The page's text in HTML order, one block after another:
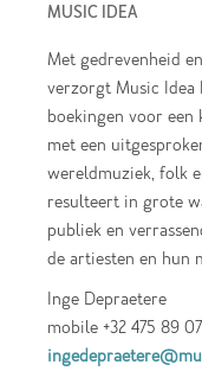
MUSIC IDEA
Met gedrevenheid
verzorgt Music Idea
boekingen voor
met een
wereldmuziek, folk
resulteert in grote
publiek en
de artiesten en hun
Inge Depraetere
mobile +32 475 89